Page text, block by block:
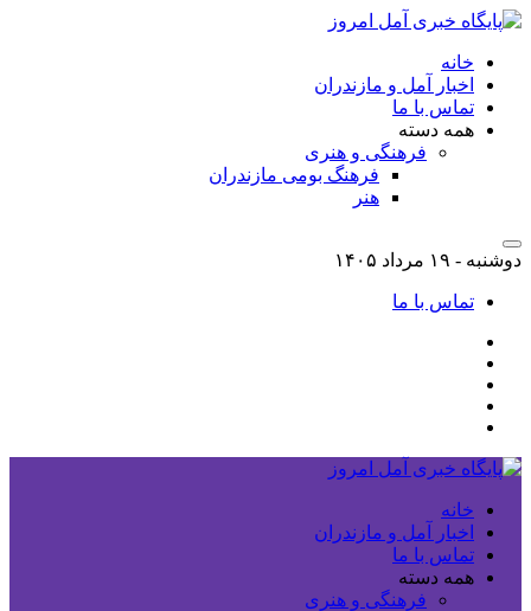
خانه
اخبار آمل و مازندران
تماس با ما
همه دسته
فرهنگی و هنری
فرهنگ بومی مازندران
هنر
دوشنبه - ۱۹ مرداد ۱۴۰۵
تماس با ما
خانه
اخبار آمل و مازندران
تماس با ما
همه دسته
فرهنگی و هنری